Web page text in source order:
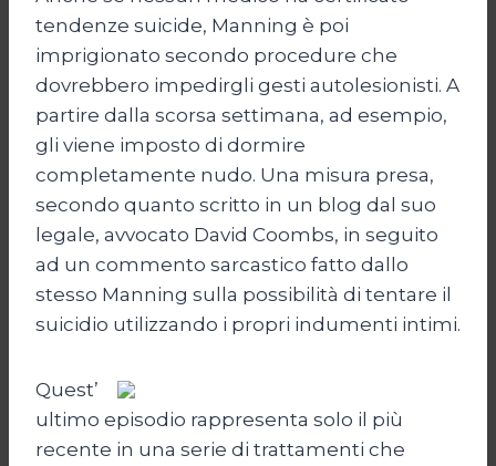
tendenze suicide, Manning è poi
imprigionato secondo procedure che
dovrebbero impedirgli gesti autolesionisti. A
partire dalla scorsa settimana, ad esempio,
gli viene imposto di dormire
completamente nudo. Una misura presa,
secondo quanto scritto in un blog dal suo
legale, avvocato David Coombs, in seguito
ad un commento sarcastico fatto dallo
stesso Manning sulla possibilità di tentare il
suicidio utilizzando i propri indumenti intimi.
Quest’
ultimo episodio rappresenta solo il più
recente in una serie di trattamenti che